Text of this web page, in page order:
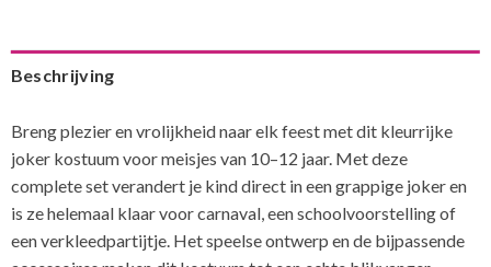
Beschrijving
Breng plezier en vrolijkheid naar elk feest met dit kleurrijke
joker kostuum voor meisjes van 10–12 jaar. Met deze
complete set verandert je kind direct in een grappige joker en
is ze helemaal klaar voor carnaval, een schoolvoorstelling of
een verkleedpartijtje. Het speelse ontwerp en de bijpassende